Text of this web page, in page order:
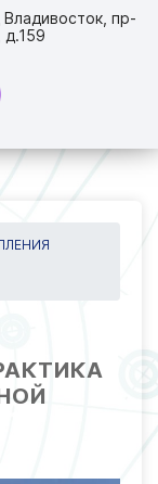
пр-
д.159